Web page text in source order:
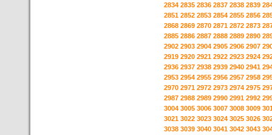
2834 2835 2836 2837 2838 2839
2851 2852 2853 2854 2855 2856
2868 2869 2870 2871 2872 2873
2885 2886 2887 2888 2889 2890
2902 2903 2904 2905 2906 2907
2919 2920 2921 2922 2923 2924
2936 2937 2938 2939 2940 2941
2953 2954 2955 2956 2957 2958
2970 2971 2972 2973 2974 2975
2987 2988 2989 2990 2991 2992
3004 3005 3006 3007 3008 3009
3021 3022 3023 3024 3025 3026
3038 3039 3040 3041 3042 3043